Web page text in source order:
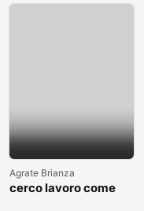
Agrate Brianza
cerco lavoro come